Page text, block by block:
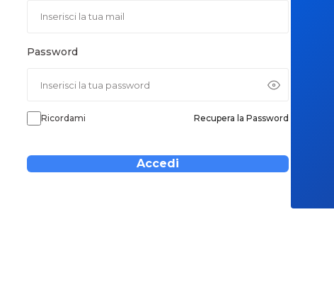
Password
Ricordami Recupera la Password
Accedi